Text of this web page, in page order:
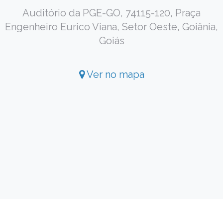
Auditório da PGE-GO, 74115-120, Praça
Engenheiro Eurico Viana, Setor Oeste, Goiânia,
Goiás
Ver no mapa